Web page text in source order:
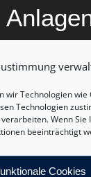
wir Technologien
Technologien
Wenn
beeinträchtigt
Cookies